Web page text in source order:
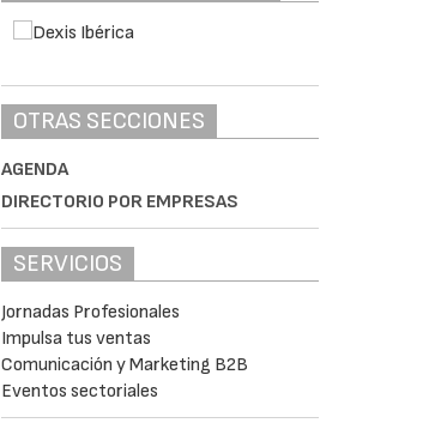
OTRAS SECCIONES
AGENDA
DIRECTORIO POR EMPRESAS
SERVICIOS
Jornadas Profesionales
Impulsa tus ventas
Comunicación y Marketing B2B
Eventos sectoriales